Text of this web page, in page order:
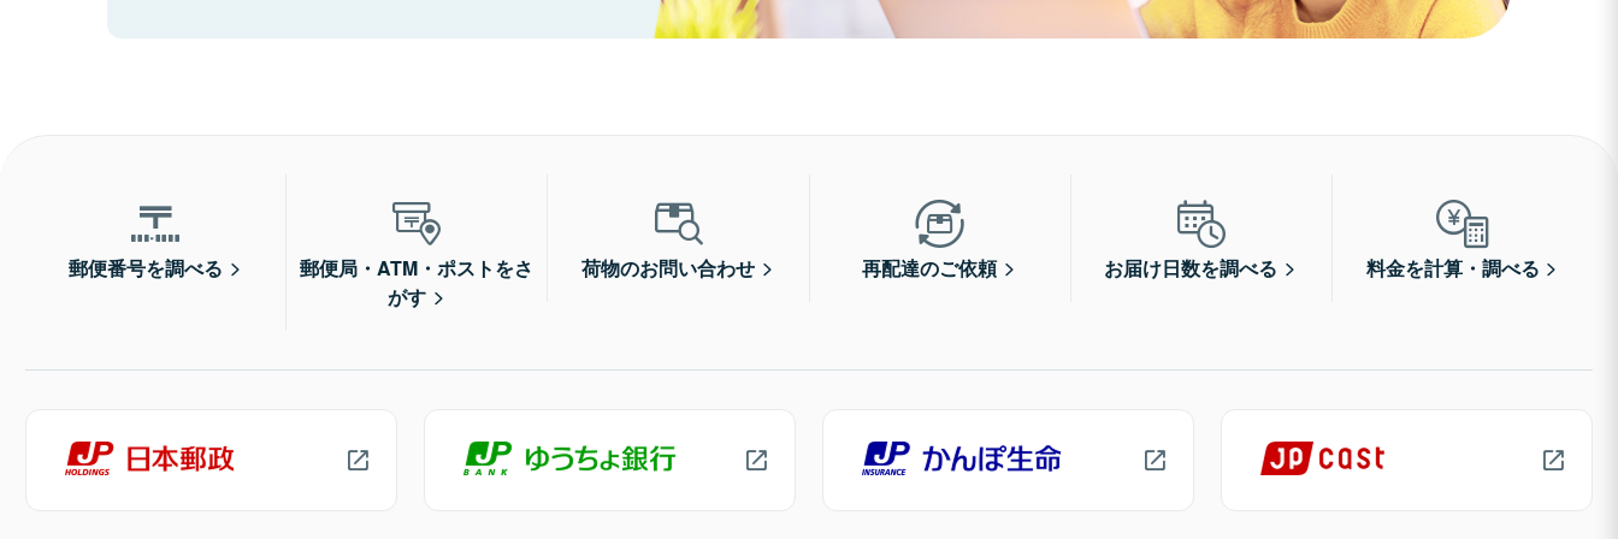
郵便番号を調べる
郵便局・ATM・ポストをさ
がす
荷物のお問い合わせ 再配達のご依頼 お届け日数を調べる 料金を計算・調べる